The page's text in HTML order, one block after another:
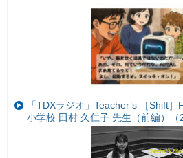
「TDXラジオ」Teacher’s ［Shift
小学校 田村 久仁子 先生（前編）（